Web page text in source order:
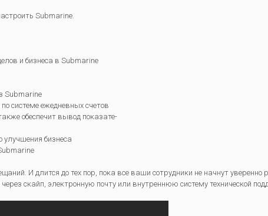
Submarine.
и бизнеса в Submarine
Submarine
системе ежедневных счетов
обеспечит вывод показате-
улучшения бизнеса
И длится до тех пор, пока все ваши сотрудники не начнут уверенно
скайп, электронную почту или внутреннюю систему технической